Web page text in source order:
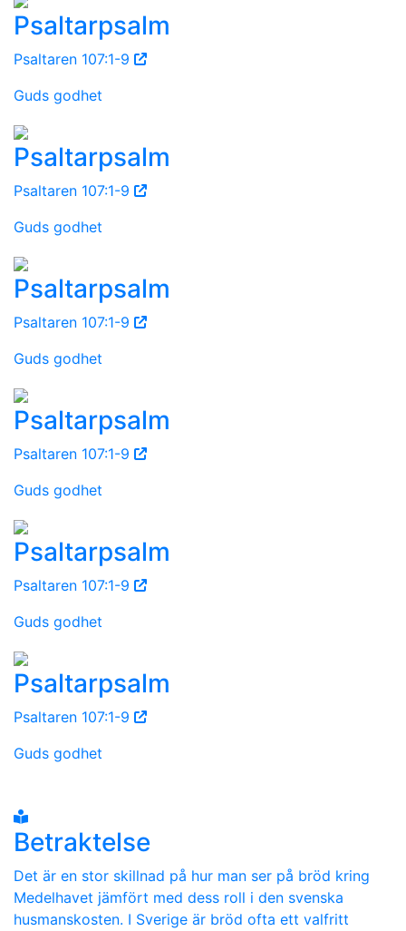
Psaltarpsalm
Psaltaren 107:1-9
Guds godhet
Psaltarpsalm
Psaltaren 107:1-9
Guds godhet
Psaltarpsalm
Psaltaren 107:1-9
Guds godhet
Psaltarpsalm
Psaltaren 107:1-9
Guds godhet
Psaltarpsalm
Psaltaren 107:1-9
Guds godhet
Psaltarpsalm
Psaltaren 107:1-9
Guds godhet
Betraktelse
Det är en stor skillnad på hur man ser på bröd kring
Medelhavet jämfört med dess roll i den svenska
husmanskosten. I Sverige är bröd ofta ett valfritt